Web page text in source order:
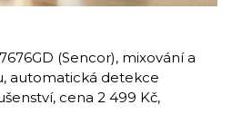
(Sencor), mixování a
automatická detekce
cena 2 499 Kč,